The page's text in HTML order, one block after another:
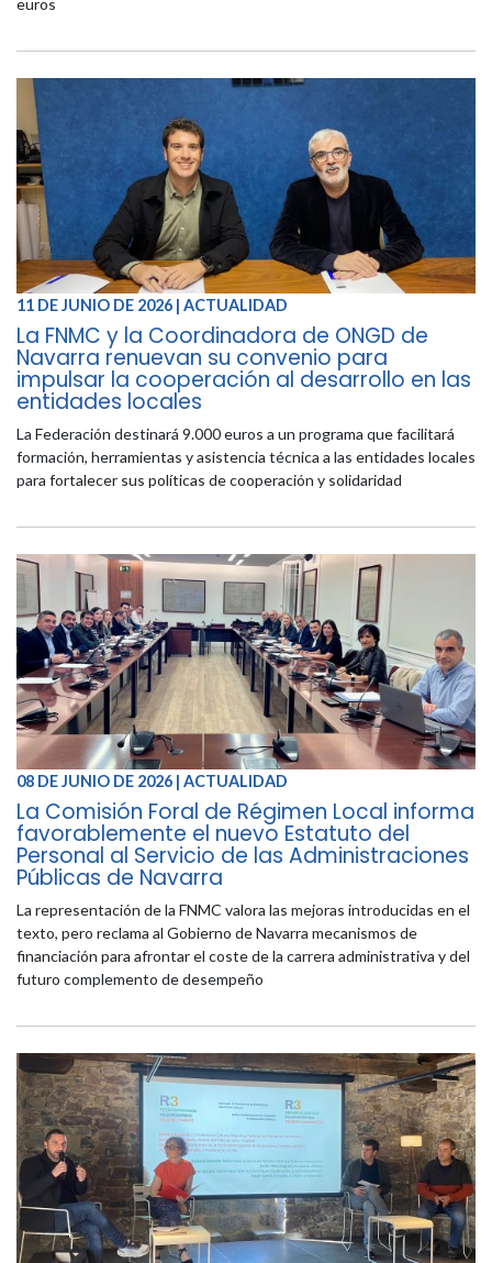
euros
11 DE JUNIO DE 2026 | ACTUALIDAD
La FNMC y la Coordinadora de ONGD de
Navarra renuevan su convenio para
impulsar la cooperación al desarrollo en las
entidades locales
La Federación destinará 9.000 euros a un programa que facilitará
formación, herramientas y asistencia técnica a las entidades locales
para fortalecer sus políticas de cooperación y solidaridad
08 DE JUNIO DE 2026 | ACTUALIDAD
La Comisión Foral de Régimen Local informa
favorablemente el nuevo Estatuto del
Personal al Servicio de las Administraciones
Públicas de Navarra
La representación de la FNMC valora las mejoras introducidas en el
texto, pero reclama al Gobierno de Navarra mecanismos de
financiación para afrontar el coste de la carrera administrativa y del
futuro complemento de desempeño